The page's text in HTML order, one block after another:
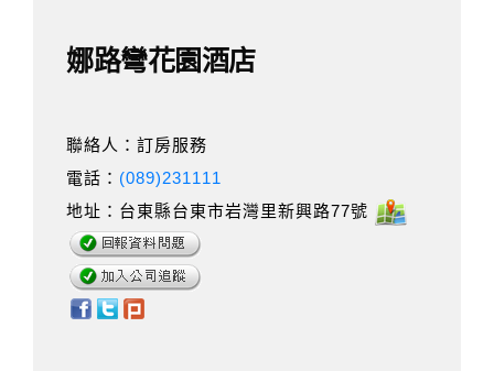
娜路彎花園酒店
聯絡人：訂房服務
電話： (089)231111
地址：台東縣台東市岩灣里新興路77號